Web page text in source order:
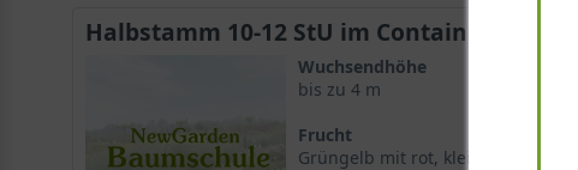
Halbstamm 10-12 StU im Container
Wuchsendhöhe
bis zu 4 m
Frucht
Grüngelb mit rot, klein